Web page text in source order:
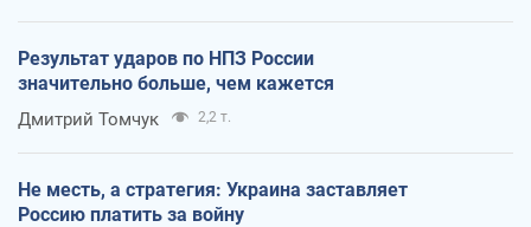
Результат ударов по НПЗ России
значительно больше, чем кажется
Дмитрий Томчук 2,2 т.
Не месть, а стратегия: Украина заставляет
Россию платить за войну